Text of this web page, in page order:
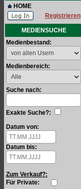
HOME
Registrieren
MEDIENSUCHE
Medienbestand:
Medienbereich:
Suche nach:
Exakte Suche?:
Datum von:
Datum bis:
Zum Verkauf?:
Für Private: